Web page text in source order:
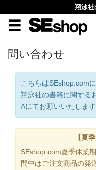
翔泳
問い合わせ
こちらはSEshop.com
翔泳社の書籍に関する
Aにてお願いいたします
【夏
SEshop.com夏季休業
間中はご注文商品の発